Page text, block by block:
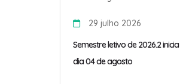
29 julho 2026
Semestre letivo de 2026.2 inicia
dia 04 de agosto